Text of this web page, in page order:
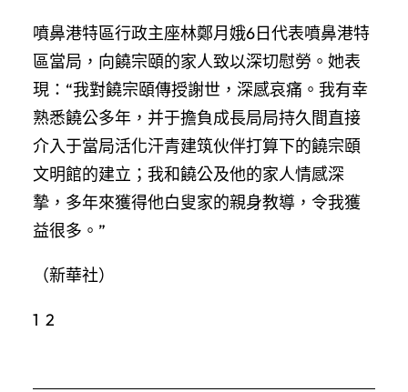
噴鼻港特區行政主座林鄭月娥6日代表噴鼻港特
區當局，向饒宗頤的家人致以深切慰勞。她表
現：“我對饒宗頤傳授謝世，深感哀痛。我有幸
熟悉饒公多年，并于擔負成長局局持久間直接
介入于當局活化汗青建筑伙伴打算下的饒宗頤
文明館的建立；我和饒公及他的家人情感深
摯，多年來獲得他白叟家的親身教導，令我獲
益很多。”
（新華社）
1 2